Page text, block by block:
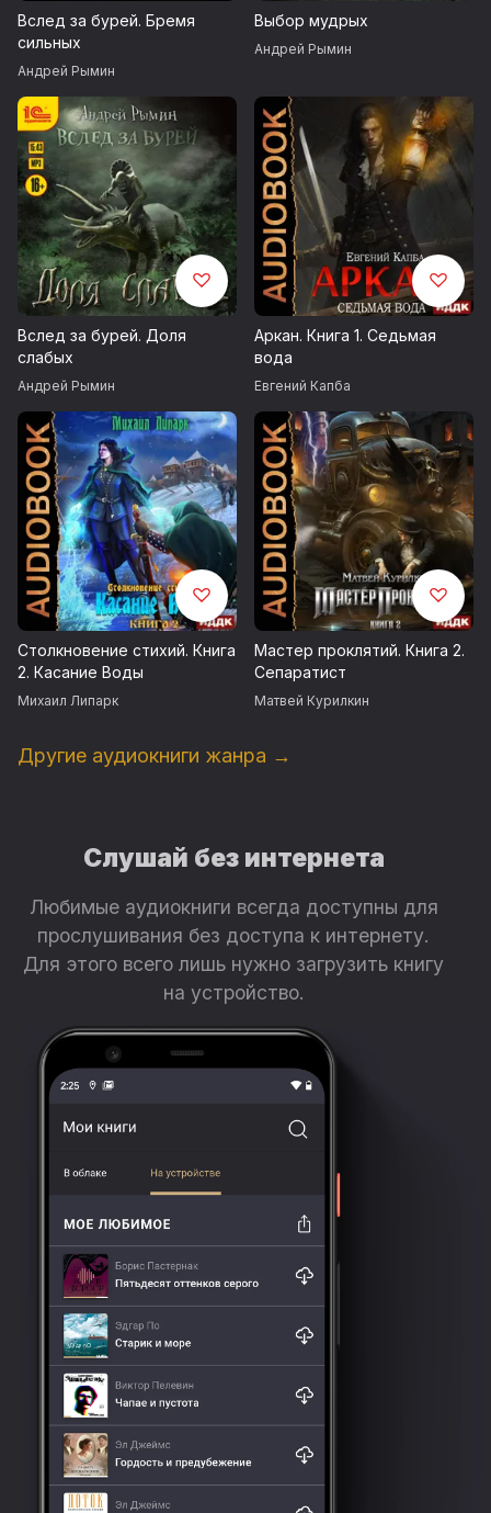
Вслед за бурей. Бремя
сильных
Андрей Рымин
Выбор мудрых
Андрей Рымин
Вслед за бурей. Доля
слабых
Андрей Рымин
Аркан. Книга 1. Седьмая
вода
Евгений Капба
Столкновение стихий. Книга
2. Касание Воды
Михаил Липарк
Мастер проклятий. Книга 2.
Сепаратист
Матвей Курилкин
Другие аудиокниги жанра →
Слушай без интернета
Любимые аудиокниги всегда доступны для
прослушивания без доступа к интернету.
Для этого всего лишь нужно загрузить книгу
на устройство.